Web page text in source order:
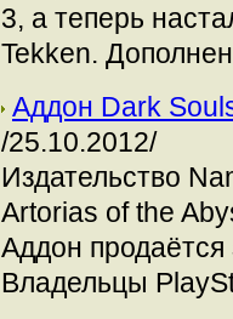
3, а теперь
Tekken.
Аддон Dark
/25.10.2012/
Издательство
Artorias of the
Аддон
Владельцы